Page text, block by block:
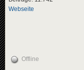
Webseite
Offline